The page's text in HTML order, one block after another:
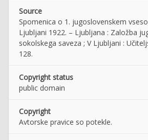
Source
Spomenica o 1. jugoslovenskem
Ljubljani 1922. – Ljubljana : Založba
sokolskega saveza ; V Ljubljani :
128.
Copyright status
public domain
Copyright
Avtorske pravice so potekle.